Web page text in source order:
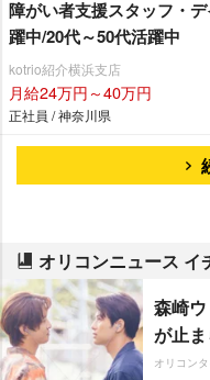
障がい者支援スタッフ・
躍中/20代～50代活躍中
kotrio紹介横浜支店
月給24万円～40万円
正社員 / 神奈川県
オリコンニュース イ
森崎
が止ま
オリコン